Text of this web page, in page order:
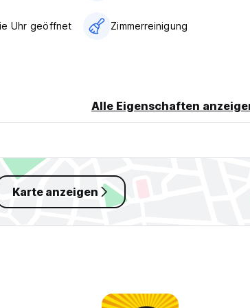
Uhr geöffnet Zimmerreinigung
Alle Eigenschaften
Karte anzeigen